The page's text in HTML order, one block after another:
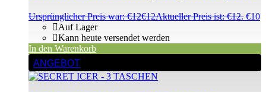
Ursprünglicher Preis war: €12€12Aktueller Preis ist: €12. €10
Auf Lager
Kann heute versendet werden
In den Warenkorb
ANGEBOT